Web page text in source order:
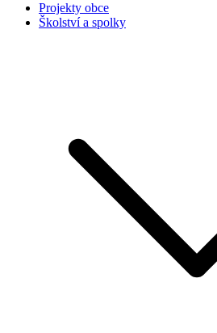
Projekty obce
Školství a spolky